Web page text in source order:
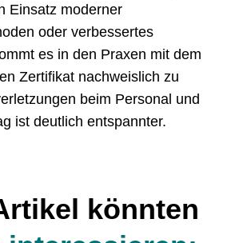
Einsatz moderner
oder verbessertes
es in den Praxen mit dem
Zertifikat nachweislich zu
beim Personal und
ist deutlich entspannter.
könnten